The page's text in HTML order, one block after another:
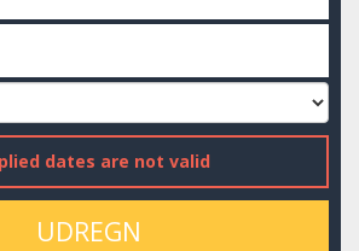
dates are not valid
UDREGN